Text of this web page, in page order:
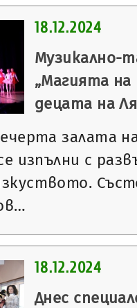
18.12.2024
Музикално-
„Магията на
децата на
залата
изпълни с
18.12.2024
Днес